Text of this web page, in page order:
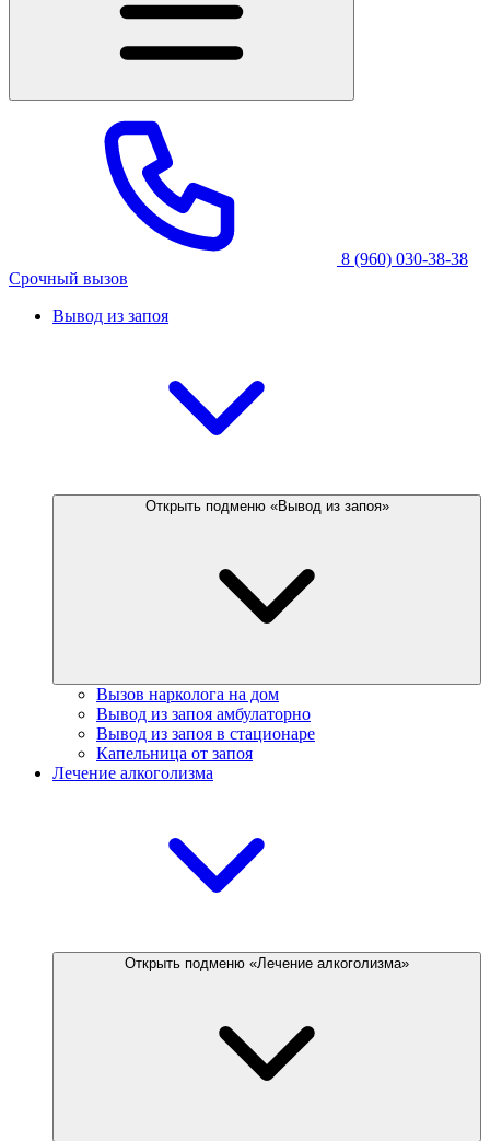
8 (960) 030-38-38
Срочный вызов
Вывод из запоя
Открыть подменю «Вывод из запоя»
Вызов нарколога на дом
Вывод из запоя амбулаторно
Вывод из запоя в стационаре
Капельница от запоя
Лечение алкоголизма
Открыть подменю «Лечение алкоголизма»